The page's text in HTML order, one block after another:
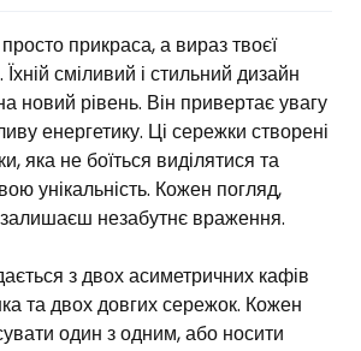
прикраса, а вираз твоєї
Їхній сміливий і стильний дизайн
новий рівень. Він привертає увагу
енергетику. Ці сережки створені
яка не боїться виділятися та
унікальність. Кожен погляд,
незабутнє враження.
з двох асиметричних кафів
та двох довгих сережок. Кожен
один з одним, або носити